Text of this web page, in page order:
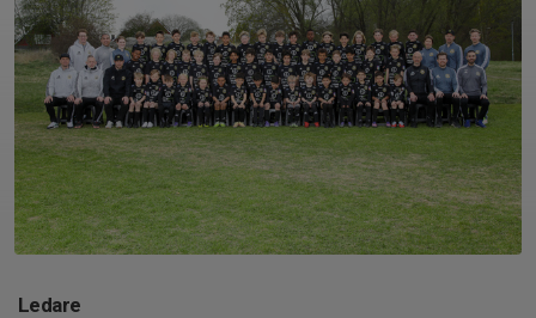
Ledare